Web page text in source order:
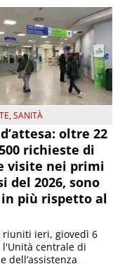
,SANITÀ
oltre 22
richieste di
visite nei primi
del 2026, sono
in più rispetto al
riuniti ieri, giovedì 6
l'Unità centrale di
dell’assistenza